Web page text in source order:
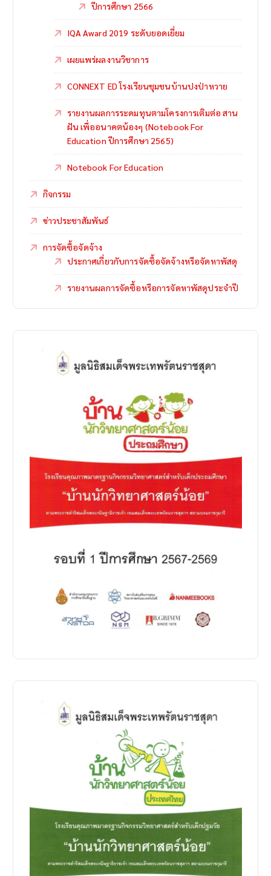
ปีการศึกษา 2566
IQA Award 2019 ระดับยอดเยี่ยม
เผยแพร่ผลงานวิชาการ
CONNEXT ED โรงเรียนชุมชนบ้านปงป่าหวาย
รายงานผลการระดมทุนตามโครงการเติมต่อ สาน
ฝัน เพื่ออนาคตน้องๆ (Notebook For
Education ปีการศึกษา 2565)
Notebook For Education
กิจกรรม
ข่าวประชาสัมพันธ์
การจัดซื้อจัดจ้าง
ประกาศเกี่ยวกับการจัดซื้อจัดจ้างหรือจัดหาพัสดุ
รายงานผลการจัดซื้อหรือการจัดหาพัสดุประจำปี